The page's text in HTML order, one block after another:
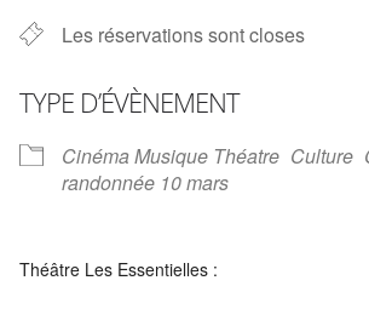
Les réservations sont closes
TYPE D’ÉVÈNEMENT
Cinéma Musique Théatre Culture
randonnée 10 mars
Théâtre Les Essentielles :